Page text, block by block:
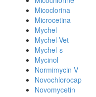
Micoclorina
Microcetina
Mychel
Mychel-Vet
Mychel-s
Mycinol
Normimycin V
Novochlorocap
Novomycetin